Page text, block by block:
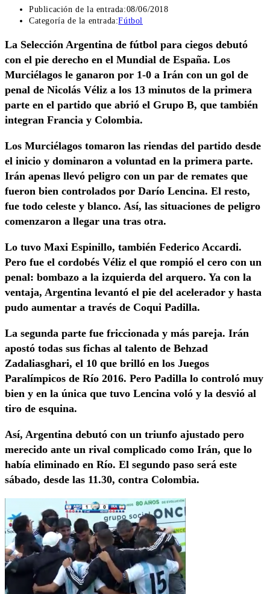
Publicación de la entrada:08/06/2018
Categoría de la entrada:Fútbol
La Selección Argentina de fútbol para ciegos debutó
con el pie derecho en el Mundial de España. Los
Murciélagos le ganaron por 1-0 a Irán con un gol de
penal de Nicolás Véliz a los 13 minutos de la primera
parte en el partido que abrió el Grupo B, que también
integran Francia y Colombia.
Los Murciélagos tomaron las riendas del partido desde
el inicio y dominaron a voluntad en la primera parte.
Irán apenas llevó peligro con un par de remates que
fueron bien controlados por Darío Lencina. El resto,
fue todo celeste y blanco. Así, las situaciones de peligro
comenzaron a llegar una tras otra.
Lo tuvo Maxi Espinillo, también Federico Accardi.
Pero fue el cordobés Véliz el que rompió el cero con un
penal: bombazo a la izquierda del arquero. Ya con la
ventaja, Argentina levantó el pie del acelerador y hasta
pudo aumentar a través de Coqui Padilla.
La segunda parte fue friccionada y más pareja. Irán
apostó todas sus fichas al talento de Behzad
Zadaliasghari, el 10 que brilló en los Juegos
Paralímpicos de Río 2016. Pero Padilla lo controló muy
bien y en la única que tuvo Lencina voló y la desvió al
tiro de esquina.
Así, Argentina debutó con un triunfo ajustado pero
merecido ante un rival complicado como Irán, que lo
había eliminado en Río. El segundo paso será este
sábado, desde las 11.30, contra Colombia.